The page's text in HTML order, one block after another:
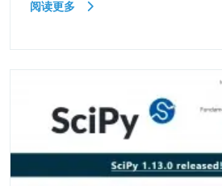
阅读更多